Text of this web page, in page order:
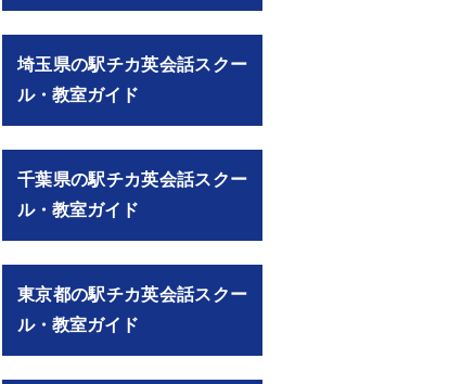
埼玉県の駅チカ英会話スクー
ル・教室ガイド
千葉県の駅チカ英会話スクー
ル・教室ガイド
東京都の駅チカ英会話スクー
ル・教室ガイド